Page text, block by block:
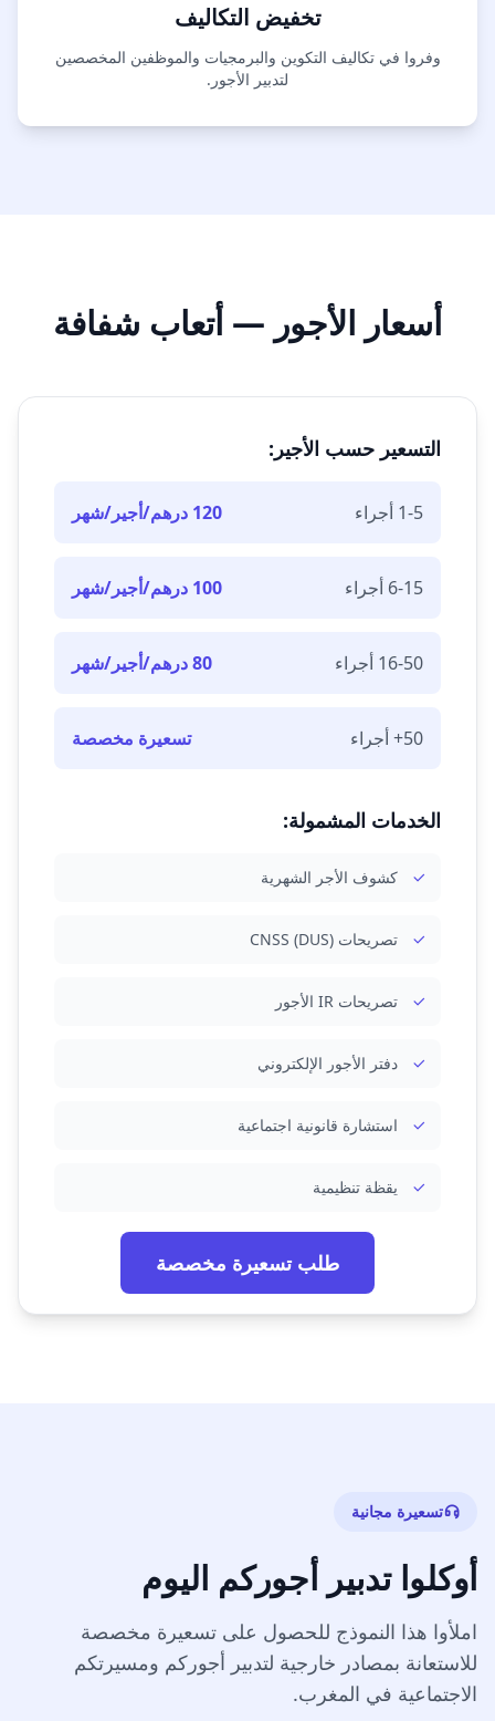
تخفيض التكاليف
وفروا في تكاليف التكوين والبرمجيات والموظفين المخصصين
لتدبير الأجور.
أسعار الأجور — أتعاب شفافة
التسعير حسب الأجير:
1-5 أجراء 120 درهم/أجير/شهر
6-15 أجراء 100 درهم/أجير/شهر
16-50 أجراء 80 درهم/أجير/شهر
50+ أجراء تسعيرة مخصصة
الخدمات المشمولة:
كشوف الأجر الشهرية
تصريحات CNSS (DUS)
تصريحات IR الأجور
دفتر الأجور الإلكتروني
استشارة قانونية اجتماعية
يقظة تنظيمية
طلب تسعيرة مخصصة
تسعيرة مجانية
أوكلوا تدبير أجوركم اليوم
املأوا هذا النموذج للحصول على تسعيرة مخصصة
للاستعانة بمصادر خارجية لتدبير أجوركم ومسيرتكم
الاجتماعية في المغرب.